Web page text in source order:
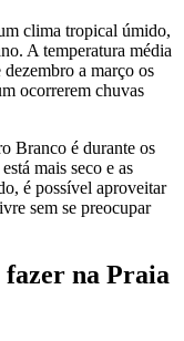
clima tropical úmido,
A temperatura média
dezembro a março os
ocorrerem chuvas
Branco é durante os
mais seco e as
é possível aproveitar
sem se preocupar
na Praia